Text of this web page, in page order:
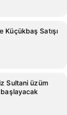
Küçükbaş Satışı
Sultani üzüm